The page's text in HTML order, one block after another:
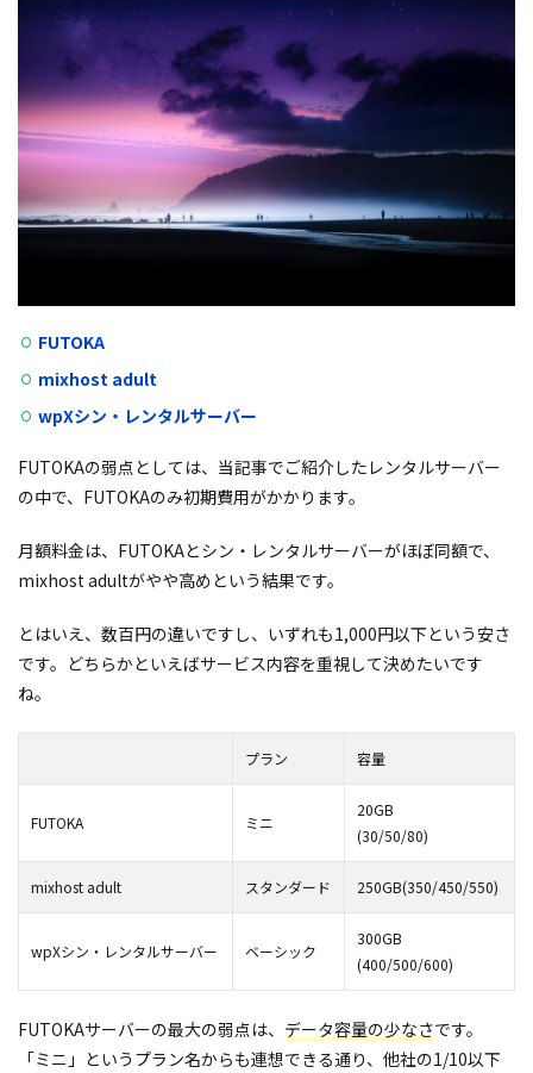
FUTOKA
mixhost adult
wpXシン・レンタルサーバー
FUTOKAの弱点としては、当記事でご紹介したレンタルサーバー
の中で、FUTOKAのみ初期費用がかかります。
月額料金は、FUTOKAとシン・レンタルサーバーがほぼ同額で、
mixhost adultがやや高めという結果です。
とはいえ、数百円の違いですし、いずれも1,000円以下という安さ
です。どちらかといえばサービス内容を重視して決めたいです
ね。
プラン 容量
FUTOKA ミニ
20GB
(30/50/80)
mixhost adult スタンダード 250GB(350/450/550)
wpXシン・レンタルサーバー ベーシック
300GB
(400/500/600)
FUTOKAサーバーの最大の弱点は、 データ容量の少なさです。
「ミニ」というプラン名からも連想できる通り、他社の1/10以下